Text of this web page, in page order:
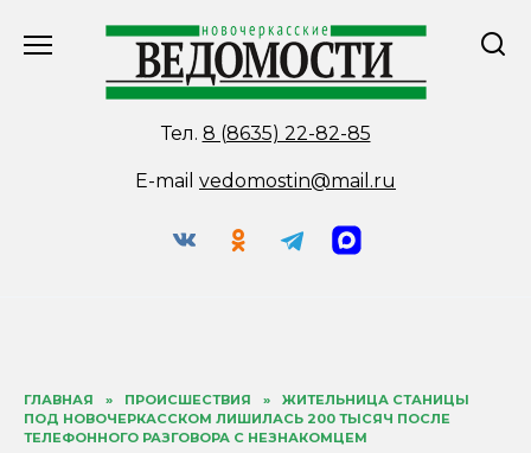
Тел. 8 (8635) 22-82-85
E-mail vedomostin@mail.ru
ГЛАВНАЯ » ПРОИСШЕСТВИЯ »
ЖИТЕЛЬНИЦА СТАНИЦЫ
ПОД НОВОЧЕРКАССКОМ ЛИШИЛАСЬ 200 ТЫСЯЧ ПОСЛЕ
ТЕЛЕФОННОГО РАЗГОВОРА С НЕЗНАКОМЦЕМ